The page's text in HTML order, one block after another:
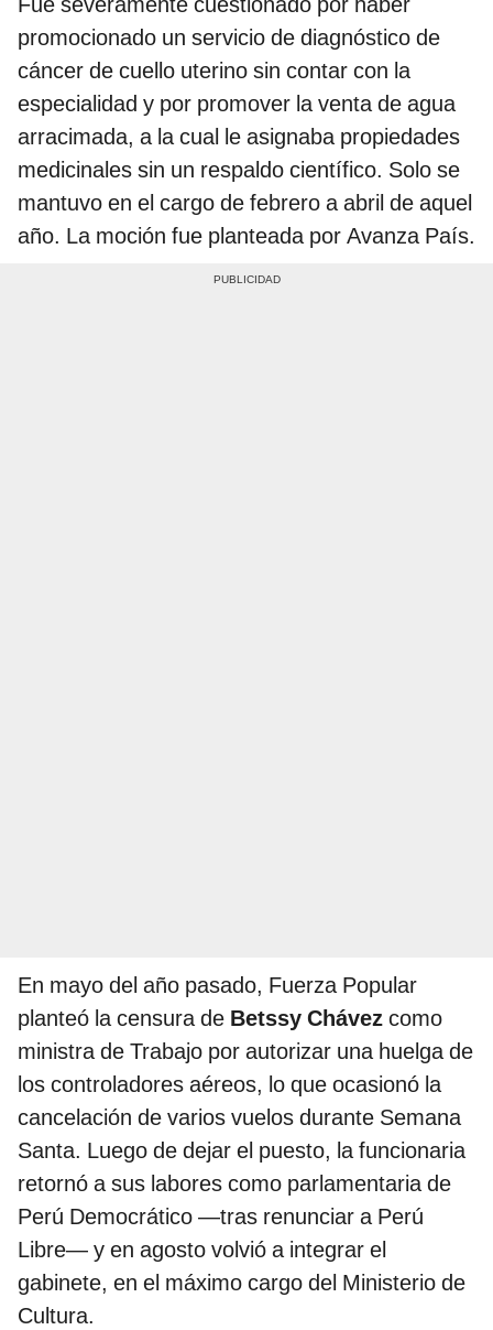
promocionado un servicio de diagnóstico de
cáncer de cuello uterino sin contar con la
especialidad y por promover la venta de agua
arracimada, a la cual le asignaba propiedades
medicinales sin un respaldo científico. Solo se
mantuvo en el cargo de febrero a abril de aquel
año. La moción fue planteada por Avanza País.
En mayo del año pasado, Fuerza Popular
planteó la censura de Betssy Chávez como
ministra de Trabajo por autorizar una huelga de
los controladores aéreos, lo que ocasionó la
cancelación de varios vuelos durante Semana
Santa. Luego de dejar el puesto, la funcionaria
retornó a sus labores como parlamentaria de
Perú Democrático —tras renunciar a Perú
Libre— y en agosto volvió a integrar el
gabinete, en el máximo cargo del Ministerio de
Cultura.